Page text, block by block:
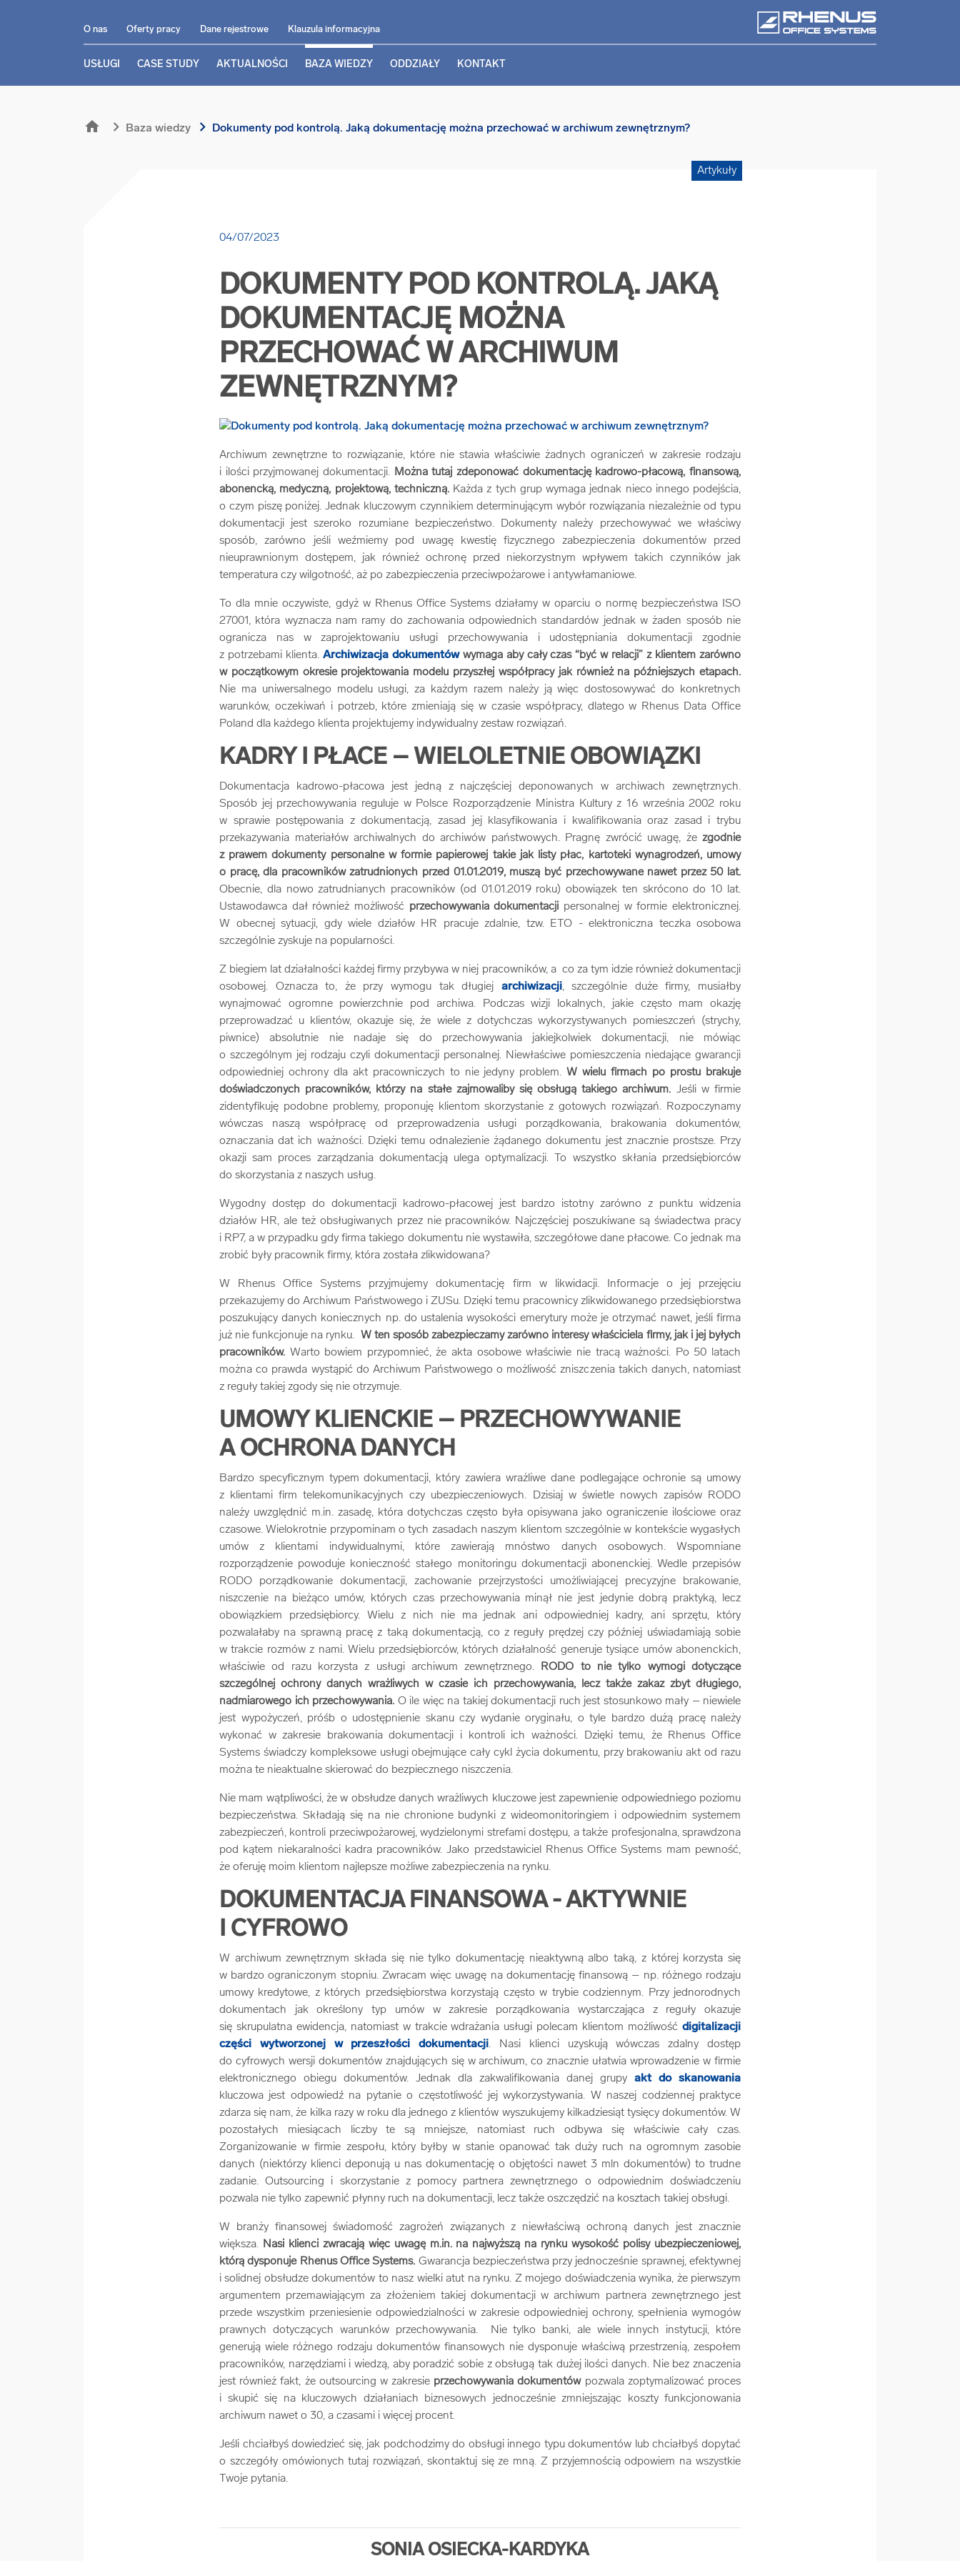
O nas Oferty pracy Dane rejestrowe Klauzula informacyjna
USŁUGI CASE STUDY AKTUALNOŚCI BAZA WIEDZY ODDZIAŁY KONTAKT
home chevron_right Baza wiedzy chevron_right Dokumenty pod kontrolą. Jaką dokumentację można przechować w archiwum zewnętrznym?
Artykuły
04/07/2023
DOKUMENTY POD KONTROLĄ. JAKĄ
DOKUMENTACJĘ MOŻNA
PRZECHOWAĆ W ARCHIWUM
ZEWNĘTRZNYM?
Archiwum zewnętrzne to rozwiązanie, które nie stawia właściwie żadnych ograniczeń w zakresie rodzaju
i ilości przyjmowanej dokumentacji. Można tutaj zdeponować dokumentację kadrowo-płacową, finansową,
abonencką, medyczną, projektową, techniczną.Każda z tych grup wymaga jednak nieco innego podejścia,
o czym piszę poniżej. Jednak kluczowym czynnikiem determinującym wybór rozwiązania niezależnie od typu
dokumentacji jest szeroko rozumiane bezpieczeństwo. Dokumenty należy przechowywać we właściwy
sposób, zarówno jeśli weźmiemy pod uwagę kwestię fizycznego zabezpieczenia dokumentów przed
nieuprawnionym dostępem, jak również ochronę przed niekorzystnym wpływem takich czynników jak
temperatura czy wilgotność, aż po zabezpieczenia przeciwpożarowe i antywłamaniowe.
To dla mnie oczywiste, gdyż w Rhenus Office Systems działamy w oparciu o normę bezpieczeństwa ISO
27001, która wyznacza nam ramy do zachowania odpowiednich standardów jednak w żaden sposób nie
ogranicza nas w zaprojektowaniu usługi przechowywania i udostępniania dokumentacji zgodnie
z potrzebami klienta. Archiwizacja dokumentówwymaga aby cały czas “być w relacji” z klientem zarówno
w początkowym okresie projektowania modelu przyszłej współpracy jak również na późniejszych etapach.
Nie ma uniwersalnego modelu usługi, za każdym razem należy ją więc dostosowywać do konkretnych
warunków, oczekiwań i potrzeb, które zmieniają się w czasie współpracy, dlatego w Rhenus Data Office
Poland dla każdego klienta projektujemy indywidualny zestaw rozwiązań.
KADRY I PŁACE – WIELOLETNIE OBOWIĄZKI
Dokumentacja kadrowo-płacowa jest jedną z najczęściej deponowanych w archiwach zewnętrznych.
Sposób jej przechowywania reguluje w Polsce Rozporządzenie Ministra Kultury z 16 września 2002 roku
w sprawie postępowania z dokumentacją, zasad jej klasyfikowania i kwalifikowania oraz zasad i trybu
przekazywania materiałów archiwalnych do archiwów państwowych. Pragnę zwrócić uwagę, że zgodnie
z prawem dokumenty personalne w formie papierowej takie jak listy płac, kartoteki wynagrodzeń, umowy
o pracę, dla pracowników zatrudnionych przed 01.01.2019, muszą być przechowywane nawet przez 50 lat.
Obecnie, dla nowo zatrudnianych pracowników (od 01.01.2019 roku) obowiązek ten skrócono do 10 lat.
Ustawodawca dał również możliwość przechowywania dokumentacji personalnej w formie elektronicznej.
W obecnej sytuacji, gdy wiele działów HR pracuje zdalnie, tzw. ETO - elektroniczna teczka osobowa
szczególnie zyskuje na popularności.
Z biegiem lat działalności każdej firmy przybywa w niej pracowników, a co za tym idzie również dokumentacji
osobowej. Oznacza to, że przy wymogu tak długiej archiwizacji, szczególnie duże firmy, musiałby
wynajmować ogromne powierzchnie pod archiwa. Podczas wizji lokalnych, jakie często mam okazję
przeprowadzać u klientów, okazuje się, że wiele z dotychczas wykorzystywanych pomieszczeń (strychy,
piwnice) absolutnie nie nadaje się do przechowywania jakiejkolwiek dokumentacji, nie mówiąc
o szczególnym jej rodzaju czyli dokumentacji personalnej. Niewłaściwe pomieszczenia niedające gwarancji
odpowiedniej ochrony dla akt pracowniczych to nie jedyny problem. W wielu firmach po prostu brakuje
doświadczonych pracowników, którzy na stałe zajmowaliby się obsługą takiego archiwum. Jeśli w firmie
zidentyfikuję podobne problemy, proponuję klientom skorzystanie z gotowych rozwiązań. Rozpoczynamy
wówczas naszą współpracę od przeprowadzenia usługi porządkowania, brakowania dokumentów,
oznaczania dat ich ważności. Dzięki temu odnalezienie żądanego dokumentu jest znacznie prostsze. Przy
okazji sam proces zarządzania dokumentacją ulega optymalizacji. To wszystko skłania przedsiębiorców
do skorzystania z naszych usług.
Wygodny dostęp do dokumentacji kadrowo-płacowej jest bardzo istotny zarówno z punktu widzenia
działów HR, ale też obsługiwanych przez nie pracowników. Najczęściej poszukiwane są świadectwa pracy
i RP7, a w przypadku gdy firma takiego dokumentu nie wystawiła, szczegółowe dane płacowe. Co jednak ma
zrobić były pracownik firmy, która została zlikwidowana?
W Rhenus Office Systems przyjmujemy dokumentację firm w likwidacji. Informacje o jej przejęciu
przekazujemy do Archiwum Państwowego i ZUSu. Dzięki temu pracownicy zlikwidowanego przedsiębiorstwa
poszukujący danych koniecznych np. do ustalenia wysokości emerytury może je otrzymać nawet, jeśli firma
już nie funkcjonuje na rynku.
W ten sposób zabezpieczamy zarówno interesy właściciela firmy, jak i jej byłych
pracowników. Warto bowiem przypomnieć, że akta osobowe właściwie nie tracą ważności. Po 50 latach
można co prawda wystąpić do Archiwum Państwowego o możliwość zniszczenia takich danych, natomiast
z reguły takiej zgody się nie otrzymuje.
UMOWY KLIENCKIE – PRZECHOWYWANIE
A OCHRONA DANYCH
Bardzo specyficznym typem dokumentacji, który zawiera wrażliwe dane podlegające ochronie są umowy
z klientami firm telekomunikacyjnych czy ubezpieczeniowych. Dzisiaj w świetle nowych zapisów RODO
należy uwzględnić m.in. zasadę, która dotychczas często była opisywana jako ograniczenie ilościowe oraz
czasowe. Wielokrotnie przypominam o tych zasadach naszym klientom szczególnie w kontekście wygasłych
umów z klientami indywidualnymi, które zawierają mnóstwo danych osobowych. Wspomniane
rozporządzenie powoduje konieczność stałego monitoringu dokumentacji abonenckiej. Wedle przepisów
RODO porządkowanie dokumentacji, zachowanie przejrzystości umożliwiającej precyzyjne brakowanie,
niszczenie na bieżąco umów, których czas przechowywania minął nie jest jedynie dobrą praktyką, lecz
obowiązkiem przedsiębiorcy. Wielu z nich nie ma jednak ani odpowiedniej kadry, ani sprzętu, który
pozwalałaby na sprawną pracę z taką dokumentacją, co z reguły prędzej czy później uświadamiają sobie
w trakcie rozmów z nami. Wielu przedsiębiorców, których działalność generuje tysiące umów abonenckich,
właściwie od razu korzysta z usługi archiwum zewnętrznego.
RODO to nie tylko wymogi dotyczące
szczególnej ochrony danych wrażliwych w czasie ich przechowywania, lecz także zakaz zbyt długiego,
nadmiarowego ich przechowywania. O ile więc na takiej dokumentacji ruch jest stosunkowo mały – niewiele
jest wypożyczeń, próśb o udostępnienie skanu czy wydanie oryginału, o tyle bardzo dużą pracę należy
wykonać w zakresie brakowania dokumentacji i kontroli ich ważności. Dzięki temu, że Rhenus Office
Systems świadczy kompleksowe usługi obejmujące cały cykl życia dokumentu, przy brakowaniu akt od razu
można te nieaktualne skierować do bezpiecznego niszczenia.
Nie mam wątpliwości, że w obsłudze danych wrażliwych kluczowe jest zapewnienie odpowiedniego poziomu
bezpieczeństwa. Składają się na nie chronione budynki z wideomonitoringiem i odpowiednim systemem
zabezpieczeń, kontroli przeciwpożarowej, wydzielonymi strefami dostępu, a także profesjonalna, sprawdzona
pod kątem niekaralności kadra pracowników. Jako przedstawiciel Rhenus Office Systems mam pewność,
że oferuję moim klientom najlepsze możliwe zabezpieczenia na rynku.
DOKUMENTACJA FINANSOWA - AKTYWNIE
I CYFROWO
W archiwum zewnętrznym składa się nie tylko dokumentację nieaktywną albo taką, z której korzysta się
w bardzo ograniczonym stopniu. Zwracam więc uwagę na dokumentację finansową – np. różnego rodzaju
umowy kredytowe, z których przedsiębiorstwa korzystają często w trybie codziennym. Przy jednorodnych
dokumentach jak określony typ umów w zakresie porządkowania wystarczająca z reguły okazuje
się skrupulatna ewidencja, natomiast w trakcie wdrażania usługi polecam klientom możliwość digitalizacji
części wytworzonej w przeszłości dokumentacji. Nasi klienci uzyskują wówczas zdalny dostęp
do cyfrowych wersji dokumentów znajdujących się w archiwum, co znacznie ułatwia wprowadzenie w firmie
elektronicznego obiegu dokumentów. Jednak dla zakwalifikowania danej grupy akt do skanowania
kluczowa jest odpowiedź na pytanie o częstotliwość jej wykorzystywania. W naszej codziennej praktyce
zdarza się nam, że kilka razy w roku dla jednego z klientów wyszukujemy kilkadziesiąt tysięcy dokumentów. W
pozostałych miesiącach liczby te są mniejsze, natomiast ruch odbywa się właściwie cały czas.
Zorganizowanie w firmie zespołu, który byłby w stanie opanować tak duży ruch na ogromnym zasobie
danych (niektórzy klienci deponują u nas dokumentację o objętości nawet 3 mln dokumentów) to trudne
zadanie. Outsourcing i skorzystanie z pomocy partnera zewnętrznego o odpowiednim doświadczeniu
pozwala nie tylko zapewnić płynny ruch na dokumentacji, lecz także oszczędzić na kosztach takiej obsługi.
W branży finansowej świadomość zagrożeń związanych z niewłaściwą ochroną danych jest znacznie
większa. Nasi klienci zwracają więc uwagę m.in. na najwyższą na rynku wysokość polisy ubezpieczeniowej,
którą dysponuje Rhenus Office Systems. Gwarancja bezpieczeństwa przy jednocześnie sprawnej, efektywnej
i solidnej obsłudze dokumentów to nasz wielki atut na rynku. Z mojego doświadczenia wynika, że pierwszym
argumentem przemawiającym za złożeniem takiej dokumentacji w archiwum partnera zewnętrznego jest
przede wszystkim przeniesienie odpowiedzialności w zakresie odpowiedniej ochrony, spełnienia wymogów
prawnych dotyczących warunków przechowywania. Nie tylko banki, ale wiele innych instytucji, które
generują wiele różnego rodzaju dokumentów finansowych nie dysponuje właściwą przestrzenią, zespołem
pracowników, narzędziami i wiedzą, aby poradzić sobie z obsługą tak dużej ilości danych. Nie bez znaczenia
jest również fakt, że outsourcing w zakresie przechowywania dokumentówpozwala zoptymalizować proces
i skupić się na kluczowych działaniach biznesowych jednocześnie zmniejszając koszty funkcjonowania
archiwum nawet o 30, a czasami i więcej procent.
Jeśli chciałbyś dowiedzieć się, jak podchodzimy do obsługi innego typu dokumentów lub chciałbyś dopytać
o szczegóły omówionych tutaj rozwiązań, skontaktuj się ze mną. Z przyjemnością odpowiem na wszystkie
Twoje pytania.
SONIA OSIECKA-KARDYKA